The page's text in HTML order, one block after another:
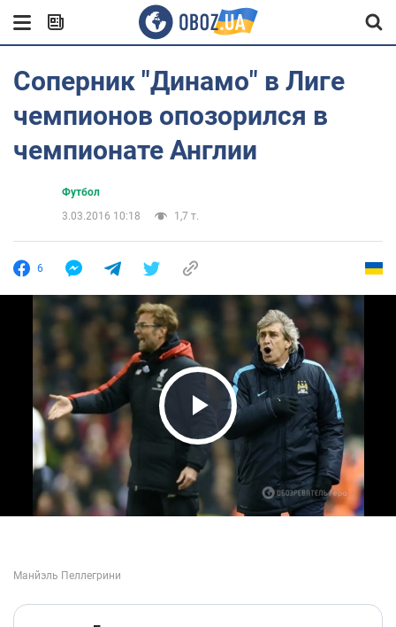
Соперник "Динамо" в Лиге
чемпионов опозорился в
чемпионате Англии
Футбол
3.03.2016 10:18
1,7 т.
6
Play Video